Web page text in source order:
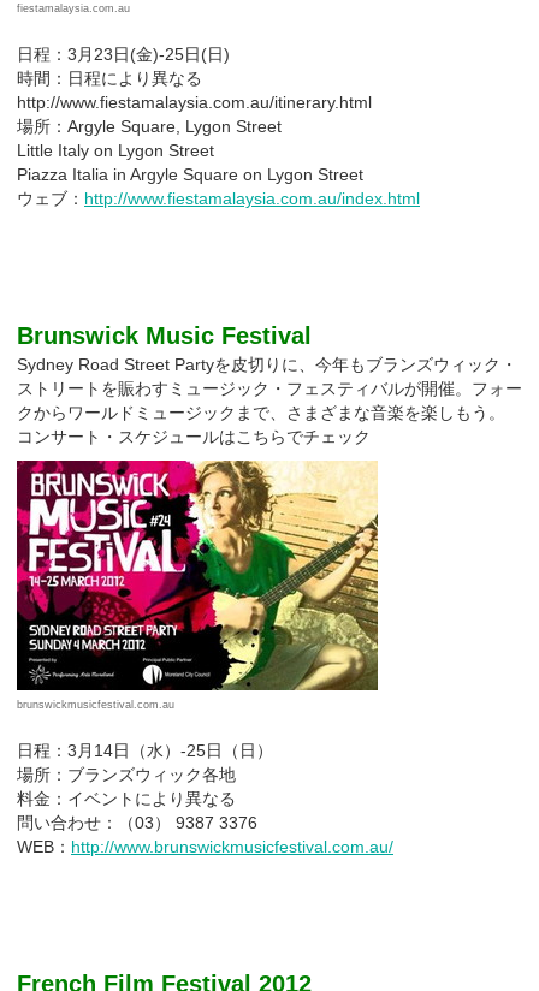
fiestamalaysia.com.au
日程：3月23日(金)‐25日(日)
時間：日程により異なる
http://www.fiestamalaysia.com.au/itinerary.html
場所：Argyle Square, Lygon Street
Little Italy on Lygon Street
Piazza Italia in Argyle Square on Lygon Street
ウェブ： http://www.fiestamalaysia.com.au/index.html
Brunswick Music Festival
Sydney Road Street Partyを皮切りに、今年もブランズウィック・
ストリートを賑わすミュージック・フェスティバルが開催。フォー
クからワールドミュージックまで、さまざまな音楽を楽しもう。
コンサート・スケジュールはこちらでチェック
brunswickmusicfestival.com.au
日程：3月14日（水）-25日（日）
場所：ブランズウィック各地
料金：イベントにより異なる
問い合わせ：（03） 9387 3376
WEB： http://www.brunswickmusicfestival.com.au/
French Film Festival 2012